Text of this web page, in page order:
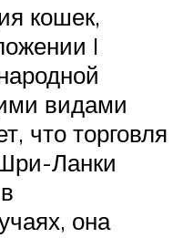
кошек,
I
видами
что торговля
Ланки
она